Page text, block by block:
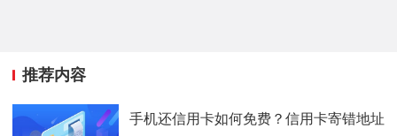
推荐内容
手机还信用卡如何免费？信用卡寄错地址